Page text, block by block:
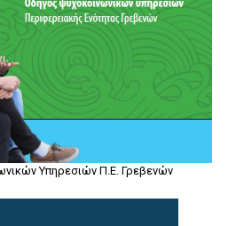
Υπηρεσιών Π.Ε. Γρεβενών